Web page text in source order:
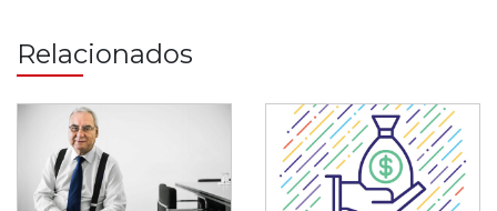
Relacionados